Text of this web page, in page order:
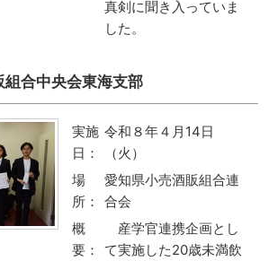
真剣に聞き入っていま
した。
組合中央会東海支部
実施
日：
令和８年４月14日
（火）
場
所：
愛知県小売酒販組合連
合会
概
要：
産学官連携企画とし
て実施した20歳未満飲